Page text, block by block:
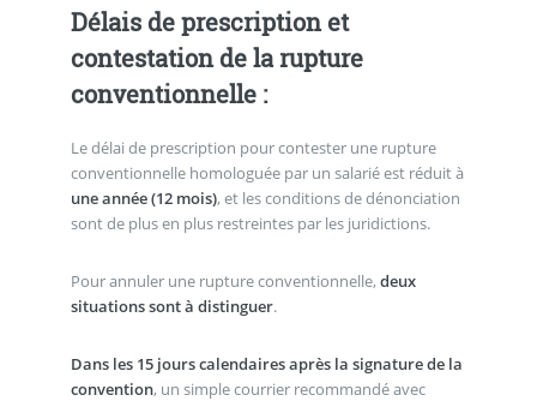
Délais de prescription et
contestation de la rupture
conventionnelle :
Le délai de prescription pour contester une rupture
conventionnelle homologuée par un salarié est réduit à
une année (12 mois), et les conditions de dénonciation
sont de plus en plus restreintes par les juridictions.
Pour annuler une rupture conventionnelle, deux
situations sont à distinguer.
Dans les 15 jours calendaires après la signature de la
convention, un simple courrier recommandé avec